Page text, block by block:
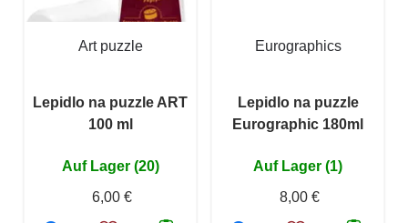
Art puzzle
Lepidlo na puzzle ART
100 ml
Auf Lager (20)
6,00 €
Eurographics
Lepidlo na puzzle
Eurographic 180ml
Auf Lager (1)
8,00 €